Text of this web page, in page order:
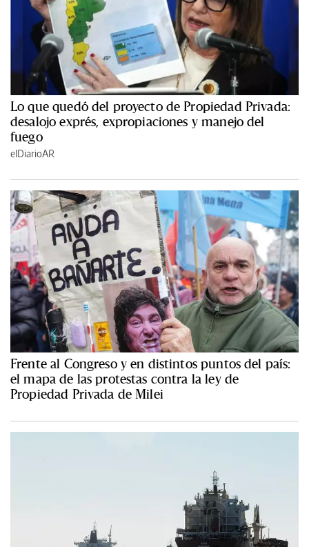
Lo que quedó del proyecto de Propiedad Privada:
desalojo exprés, expropiaciones y manejo del
fuego
elDiarioAR
Frente al Congreso y en distintos puntos del país:
el mapa de las protestas contra la ley de
Propiedad Privada de Milei